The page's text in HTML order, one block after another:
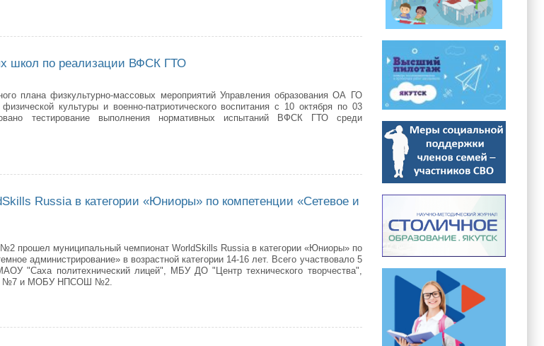
школ по реализации ВФСК ГТО
плана физкультурно-массовых мероприятий Управления образования ОА ГО
культуры и военно-патриотического воспитания с 10 октября по 03
тестирование выполнения нормативных испытаний ВФСК ГТО среди
Russia в категории «Юниоры» по компетенции «Сетевое и
муниципальный чемпионат WorldSkills Russia в категории «Юниоры» по
администрирование» в возрастной категории 14-16 лет. Всего участвовало 5
"Саха политехнический лицей", МБУ ДО "Центр технического творчества",
и МОБУ НПСОШ №2.
Russia в категории «Юниоры» по компетенции «Сетевое и системное администрирование»